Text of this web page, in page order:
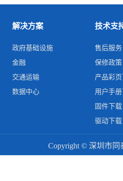
解决方案
政府基础设施
金融
交通运输
数据中心
技术支
售后服务
保修政策
产品彩
用户手
固件下载
驱动下载
Copyright © 深圳市同